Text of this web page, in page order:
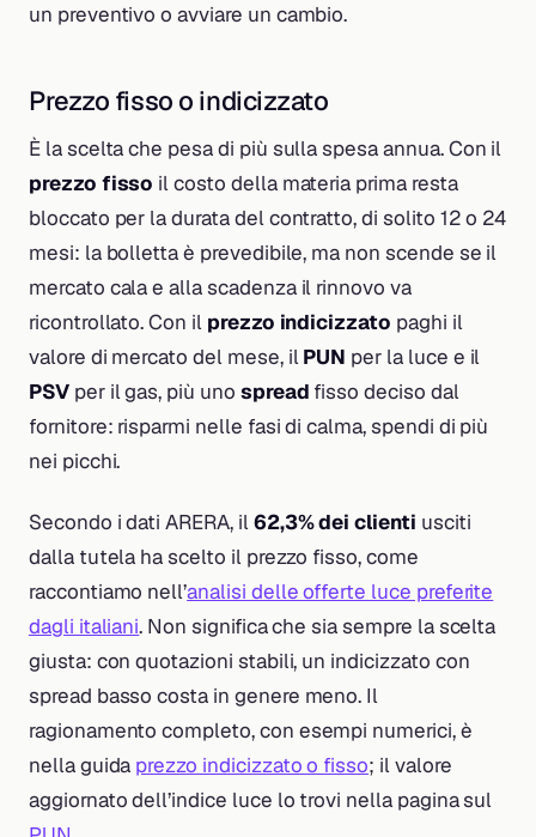
un preventivo o avviare un cambio.
Prezzo fisso o indicizzato
È la scelta che pesa di più sulla spesa annua. Con il
prezzo fisso il costo della materia prima resta
bloccato per la durata del contratto, di solito 12 o 24
mesi: la bolletta è prevedibile, ma non scende se il
mercato cala e alla scadenza il rinnovo va
ricontrollato. Con il prezzo indicizzato paghi il
valore di mercato del mese, ilPUN per la luce e il
PSVper il gas, più uno spread fisso deciso dal
fornitore: risparmi nelle fasi di calma, spendi di più
nei picchi.
Secondo i dati ARERA, il62,3% dei clienti usciti
dalla tutela ha scelto il prezzo fisso, come
raccontiamo nell’analisi delle offerte luce preferite
dagli italiani. Non significa che sia sempre la scelta
giusta: con quotazioni stabili, un indicizzato con
spread basso costa in genere meno. Il
ragionamento completo, con esempi numerici, è
nella guida prezzo indicizzato o fisso; il valore
aggiornato dell’indice luce lo trovi nella pagina sul